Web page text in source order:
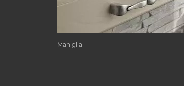
Maniglia